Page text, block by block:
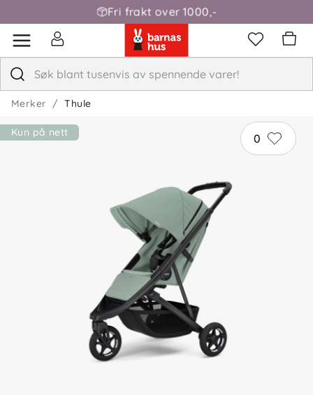
Fri frakt over 1000,-
Merker Thule
0
Kun på nett